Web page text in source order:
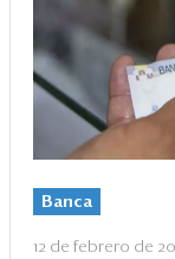
Banca
12 de febrero de